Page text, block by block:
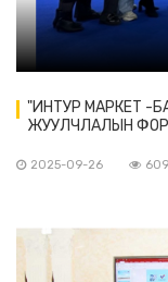
"ИНТУР МАРКЕТ -
ЖУУЛЧЛАЛЫН
2025-09-26 609